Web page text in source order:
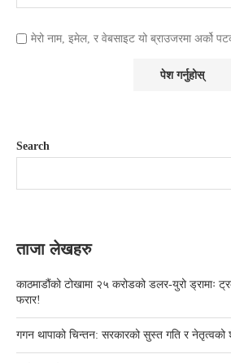
मेरो नाम, इमेल, र वेबसाइट यो ब्राउजरमा अर्को
Search
ताजा लेखहरु
काठमाडौंको टोखामा २५ करोडको डलर-युरो ड्रामाः
फरार!
गगन थापाको चिन्तन: सरकारको सुस्त गति र नेतृत्वको